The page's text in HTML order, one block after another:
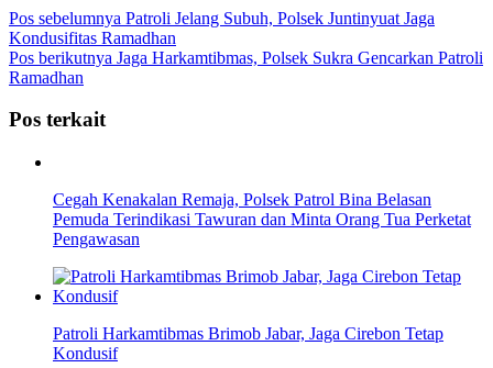
Pos sebelumnya Patroli Jelang Subuh, Polsek Juntinyuat Jaga
Kondusifitas Ramadhan
Pos berikutnya Jaga Harkamtibmas, Polsek Sukra Gencarkan Patroli
Ramadhan
Pos terkait
Cegah Kenakalan Remaja, Polsek Patrol Bina Belasan
Pemuda Terindikasi Tawuran dan Minta Orang Tua Perketat
Pengawasan
Patroli Harkamtibmas Brimob Jabar, Jaga Cirebon Tetap
Kondusif